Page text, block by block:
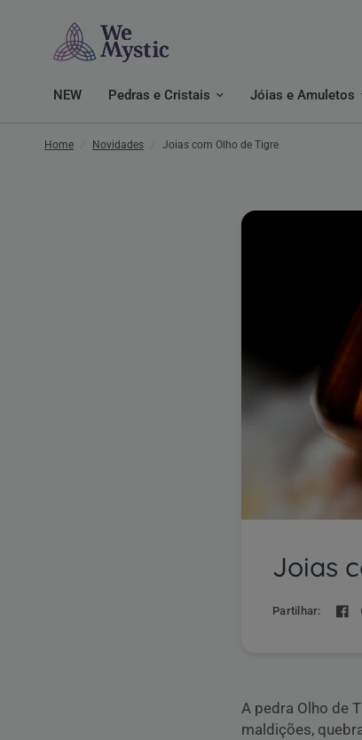
NEW Pedras e Cristais Jóias e Amuletos
Home Novidades Joias com Olho de Tigre
Joias
Partilhar:
A pedra Olho de
maldições,